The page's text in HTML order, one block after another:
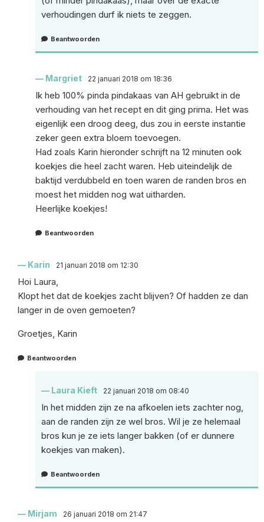
verhoudingen durf ik niets te zeggen.
Beantwoorden
Margriet 22 januari 2018 om 18:36
Ik heb 100% pinda pindakaas van AH gebruikt in de
verhouding van het recept en dit ging prima. Het was
eigenlijk een droog deeg, dus zou in eerste instantie
zeker geen extra bloem toevoegen.
Had zoals Karin hieronder schrijft na 12 minuten ook
koekjes die heel zacht waren. Heb uiteindelijk de
baktijd verdubbeld en toen waren de randen bros en
moest het midden nog wat uitharden.
Heerlijke koekjes!
Beantwoorden
Karin 21 januari 2018 om 12:30
Hoi Laura,
Klopt het dat de koekjes zacht blijven? Of hadden ze dan
langer in de oven gemoeten?
Groetjes, Karin
Beantwoorden
Laura Kieft 22 januari 2018 om 08:40
In het midden zijn ze na afkoelen iets zachter nog,
aan de randen zijn ze wel bros. Wil je ze helemaal
bros kun je ze iets langer bakken (of er dunnere
koekjes van maken).
Beantwoorden
Mirjam 26 januari 2018 om 21:47